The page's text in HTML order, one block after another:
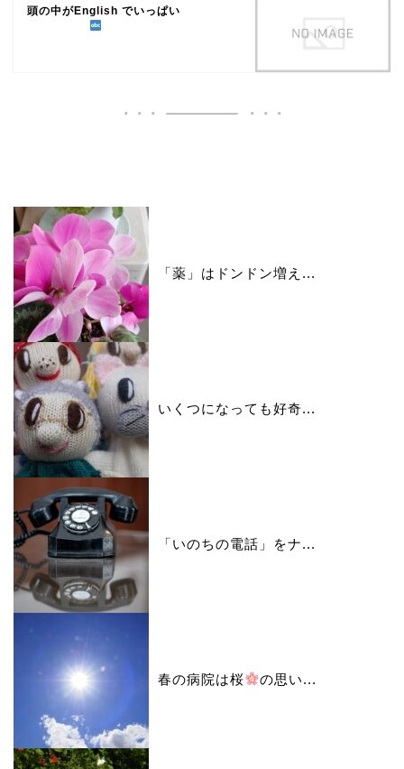
頭の中がEnglish でいっぱい
「薬」はドンドン増え...
いくつになっても好奇...
「いのちの電話」をナ...
春の病院は桜 の思い...